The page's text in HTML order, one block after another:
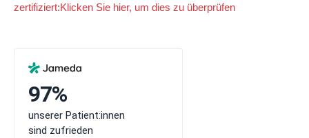
zertifiziert:Klicken Sie hier, um dies zu überprüfen